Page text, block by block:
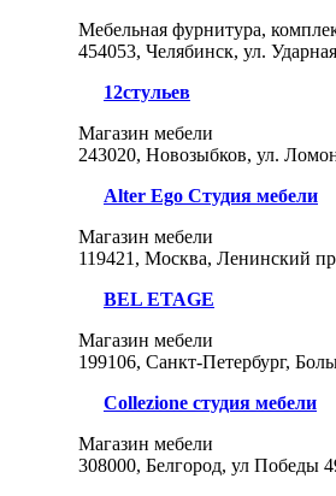
Мебельная фурнитура,
454053, Челябинск, ул.
12стульев
Магазин мебели
243020, Новозыбков, ул.
Alter Ego Студия мебели
Магазин мебели
119421, Москва, Ленинский
BEL ETAGE
Магазин мебели
199106, Санкт-Петербург,
Collezione студия мебели
Магазин мебели
308000, Белгород, ул Победы